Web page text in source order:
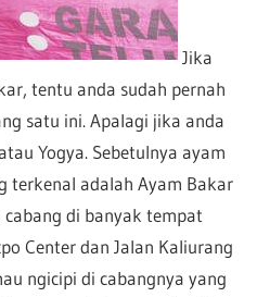
Jika
tentu anda sudah pernah
satu ini. Apalagi jika anda
Yogya. Sebetulnya ayam
terkenal adalah Ayam Bakar
di banyak tempat
Center dan Jalan Kaliurang
ngicipi di cabangnya yang